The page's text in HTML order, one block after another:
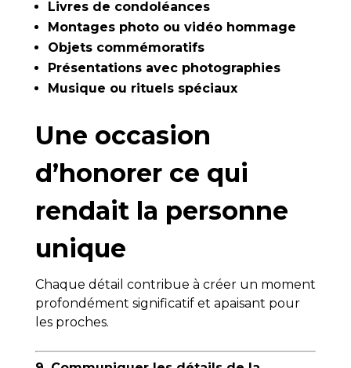
Livres de condoléances
Montages photo ou vidéo hommage
Objets commémoratifs
Présentations avec photographies
Musique ou rituels spéciaux
Une occasion
d’honorer ce qui
rendait la personne
unique
Chaque détail contribue à créer un moment
profondément significatif et apaisant pour
les proches.